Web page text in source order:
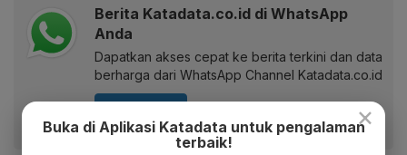
Berita Katadata.co.id di WhatsApp
Anda
Dapatkan akses cepat ke berita terkini dan data
berharga dari WhatsApp Channel Katadata.co.id
×
Buka di Aplikasi Katadata untuk pengalaman
terbaik!